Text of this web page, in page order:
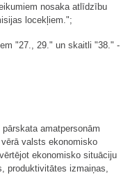
nosaka atlīdzību
locekļiem.";
"27., 29." un skaitli "38." -
amatpersonām
valsts ekonomisko
ekonomisko situāciju
produktivitātes izmaiņas,